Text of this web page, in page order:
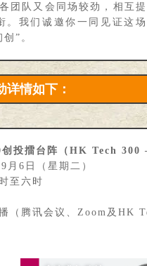
团队又会同场较劲，相互
。我们诚邀你一同见证这
”。
详情如下：
投擂台阵（HK Tech 300
月6日（星期二）
至六时
（腾讯会议、Zoom及HK